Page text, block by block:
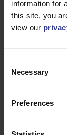
information for
this site, you
view our
Selection
Necessary
Preferences